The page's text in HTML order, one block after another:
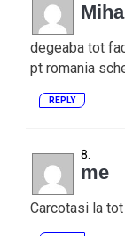
degeaba tot
pt romania
REPLY
me
Carcotasi la